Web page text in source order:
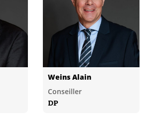
Weins Alain
Conseiller
DP